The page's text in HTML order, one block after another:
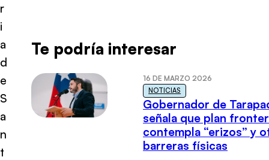
r
i
a
d
e
S
a
n
t
Te podría interesar
16 DE MARZO 2026
NOTICIAS
Gobernador de
señala que plan
contempla “erizos” y
barreras físicas